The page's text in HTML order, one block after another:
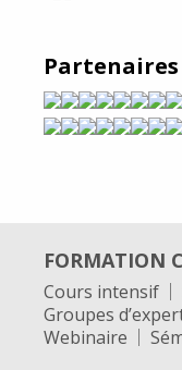
Partenaires
FORMATION
Cours intensif
Groupes
Webinaire